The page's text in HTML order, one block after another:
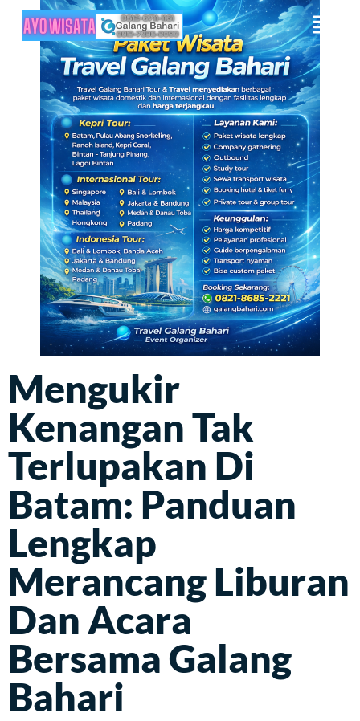
Mengukir
Kenangan Tak
Terlupakan Di
Batam: Panduan
Lengkap
Merancang Liburan
Dan Acara
Bersama Galang
Bahari